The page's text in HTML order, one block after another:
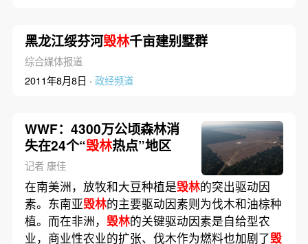
黑龙江绥芬河毁林千亩建别墅群
综合媒体报道
2011年8月8日 · 政经频道
WWF：4300万公顷森林消
失在24个“毁林热点”地区
记者 康佳
在南美洲，放牧和大豆种植是毁林的突出驱动因
素。东南亚毁林的主要驱动因素则为伐木和油棕种
植。而在非洲， 毁林的关键驱动因素是自给型农
业，商业性农业的扩张、伐木作为燃料也加剧了毁